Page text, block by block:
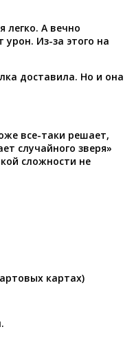
легко. А вечно
Из-за этого на
доставила. Но и она
все-таки решает,
случайного зверя»
сложности не
картах)